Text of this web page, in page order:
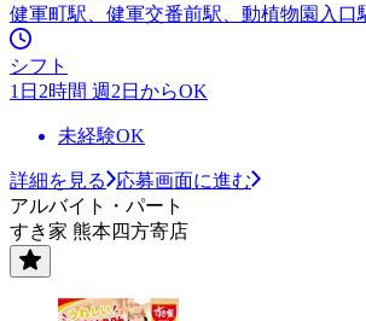
健軍町駅、健軍交番前駅、動植物園入口
シフト
1日2時間 週2日からOK
未経験OK
詳細を見る
応募画面に進む
アルバイト・パート
すき家 熊本四方寄店